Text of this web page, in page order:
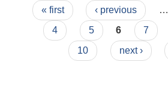
Pages
« first ‹ previous …
4
5 6 7
10
next ›